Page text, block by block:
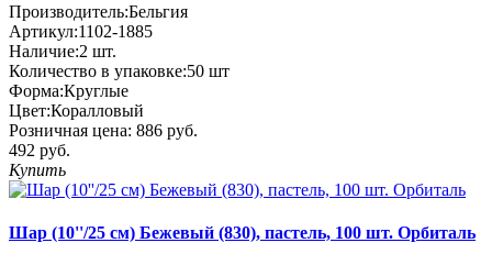
Производитель:Бельгия
Артикул:1102-1885
Наличие:2 шт.
Количество в упаковке:50 шт
Форма:Круглые
Цвет:Коралловый
Розничная цена: 886 руб.
492 руб.
Купить
Шар (10''/25 см) Бежевый (830), пастель, 100 шт. Орбиталь